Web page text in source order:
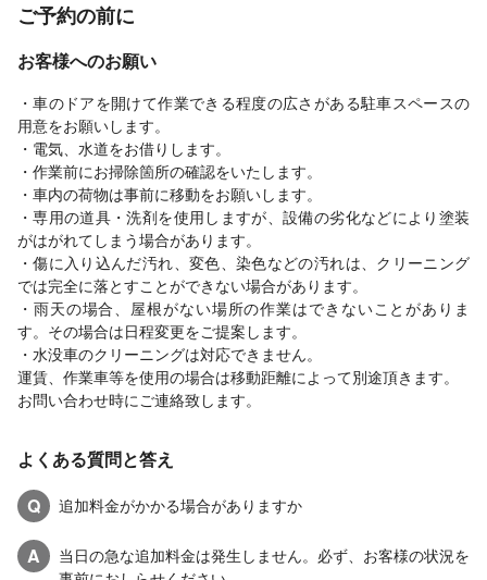
ご予約の前に
お客様へのお願い
・車のドアを開けて作業できる程度の広さがある駐車スペースの
用意をお願いします。
・電気、水道をお借りします。
・作業前にお掃除箇所の確認をいたします。
・車内の荷物は事前に移動をお願いします。
・専用の道具・洗剤を使用しますが、設備の劣化などにより塗装
がはがれてしまう場合があります。
・傷に入り込んだ汚れ、変色、染色などの汚れは、クリーニング
では完全に落とすことができない場合があります。
・雨天の場合、屋根がない場所の作業はできないことがありま
す。その場合は日程変更をご提案します。
・水没車のクリーニングは対応できません。
運賃、作業車等を使用の場合は移動距離によって別途頂きます。
お問い合わせ時にご連絡致します。
よくある質問と答え
Q
追加料金がかかる場合がありますか
A
当日の急な追加料金は発生しません。必ず、お客様の状況を